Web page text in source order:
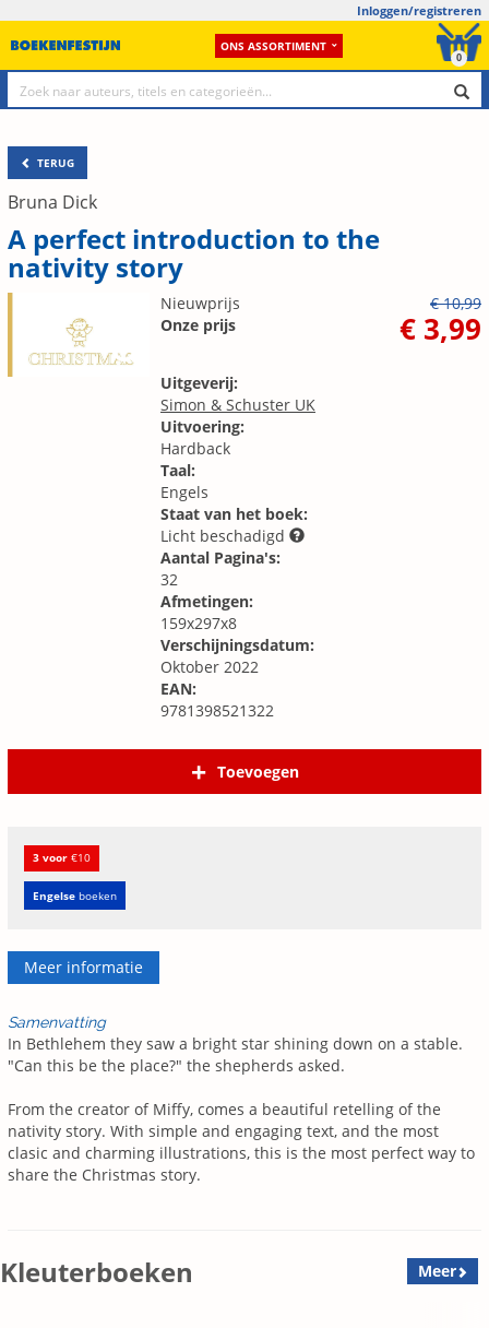
Inloggen/registreren
ONS ASSORTIMENT
0
TERUG
Bruna Dick
A perfect introduction to the
nativity story
Nieuwprijs
€ 10,99
Onze prijs
€ 3,99
Uitgeverij:
Simon & Schuster UK
Uitvoering:
Hardback
Taal:
Engels
Staat van het boek:
Licht beschadigd
Aantal Pagina's:
32
Afmetingen:
159x297x8
Verschijningsdatum:
Oktober 2022
EAN:
9781398521322
Toevoegen
3 voor €10
Engelse boeken
Meer informatie
Samenvatting
In Bethlehem they saw a bright star shining down on a stable.
"Can this be the place?" the shepherds asked.
From the creator of Miffy, comes a beautiful retelling of the
nativity story. With simple and engaging text, and the most
clasic and charming illustrations, this is the most perfect way to
share the Christmas story.
Kleuterboeken Meer